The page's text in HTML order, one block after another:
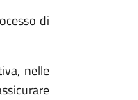
di
nelle